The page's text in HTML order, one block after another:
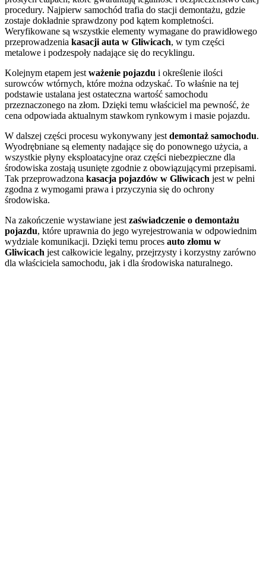
procedury. Najpierw samochód trafia do stacji demontażu, gdzie
zostaje dokładnie sprawdzony pod kątem kompletności.
Weryfikowane są wszystkie elementy wymagane do prawidłowego
przeprowadzenia kasacji auta w Gliwicach, w tym części
metalowe i podzespoły nadające się do recyklingu.
Kolejnym etapem jest ważenie pojazdu i określenie ilości
surowców wtórnych, które można odzyskać. To właśnie na tej
podstawie ustalana jest ostateczna wartość samochodu
przeznaczonego na złom. Dzięki temu właściciel ma pewność, że
cena odpowiada aktualnym stawkom rynkowym i masie pojazdu.
W dalszej części procesu wykonywany jest demontaż samochodu.
Wyodrębniane są elementy nadające się do ponownego użycia, a
wszystkie płyny eksploatacyjne oraz części niebezpieczne dla
środowiska zostają usunięte zgodnie z obowiązującymi przepisami.
Tak przeprowadzona kasacja pojazdów w Gliwicach jest w pełni
zgodna z wymogami prawa i przyczynia się do ochrony
środowiska.
Na zakończenie wystawiane jest zaświadczenie o demontażu
pojazdu, które uprawnia do jego wyrejestrowania w odpowiednim
wydziale komunikacji. Dzięki temu proces auto złomu w
Gliwicach jest całkowicie legalny, przejrzysty i korzystny zarówno
dla właściciela samochodu, jak i dla środowiska naturalnego.